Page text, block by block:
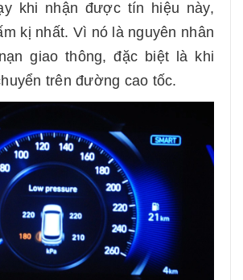
khi nhận được tín hiệu này,
kị nhất. Vì nó là nguyên nhân
giao thông, đặc biệt là khi
trên đường cao tốc.